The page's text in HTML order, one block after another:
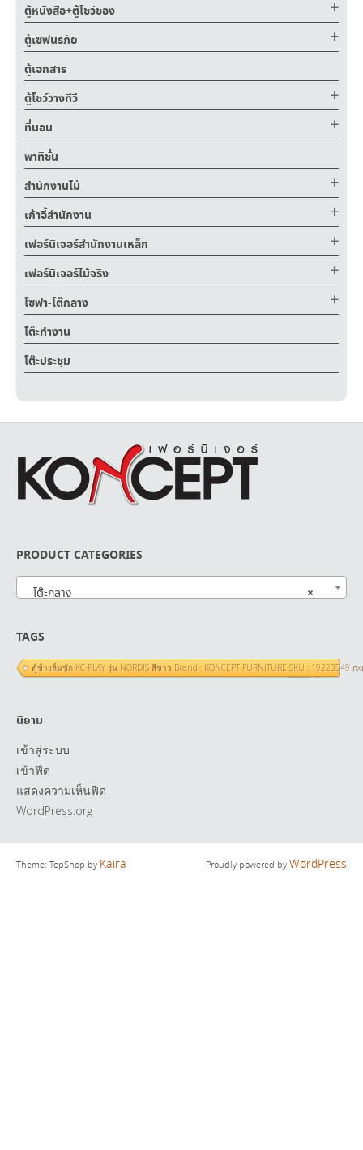
ตู้หนังสือ+ตู้โชว์ของ
ตู้เซฟนิรภัย
ตู้เอกสาร
ตู้โชว์วางทีวี
ที่นอน
พาทิชั่น
สำนักงานไม้
เก้าอี้สำนักงาน
เฟอร์นิเจอร์สำนักงานเหล็ก
เฟอร์นิเจอร์ไม้จริง
โซฟา-โต๊กลาง
โต๊ะทำงาน
โต๊ะประชุม
PRODUCT CATEGORIES
×
โต๊ะกลาง
TAGS
ตู้ข้างลิ้นชัก KC-PLAY รุ่น NORDIS สีขาว Brand : KONCEPT FURNITURE SKU : 19223549 ก
นิยาม
เข้าสู่ระบบ
เข้าฟีด
แสดงความเห็นฟีด
WordPress.org
Theme: TopShop by Kaira Proudly powered byWordPress